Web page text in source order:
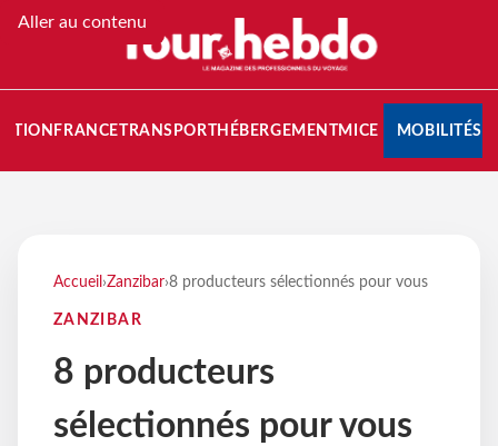
Aller au contenu
FRANCETRANSPORT HÉBERGEMENTMICE MOBILITÉS
Accueil ›Zanzibar›8 producteurs sélectionnés pour vous
ZANZIBAR
8 producteurs
sélectionnés pour vous